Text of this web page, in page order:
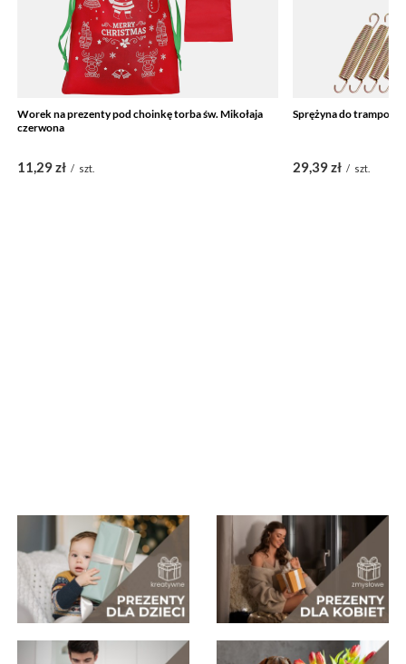
Worek na prezenty pod choinkę torba św. Mikołaja
czerwona
11,29 zł / szt.
Sprężyna do
29,39 zł / szt.